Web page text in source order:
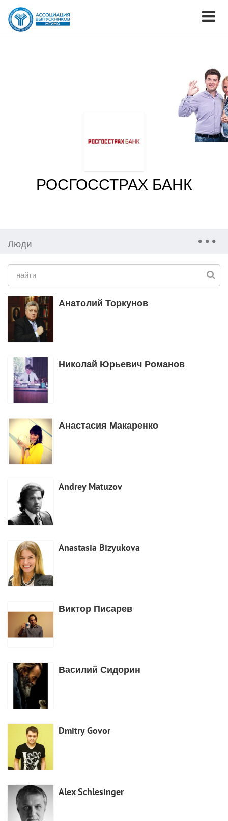
РОСГОССТРАХ БАНК
Люди
Анатолий Торкунов
Николай Юрьевич Романов
Анастасия Макаренко
Andrey Matuzov
Anastasia Bizyukova
Виктор Писарев
Василий Сидорин
Dmitry Govor
Alex Schlesinger